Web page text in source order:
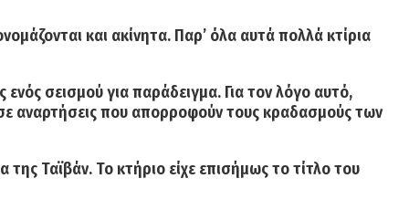
και ακίνητα. Παρ’ όλα αυτά πολλά κτίρια
σεισμού για παράδειγμα. Για τον λόγο αυτό,
αναρτήσεις που απορροφούν τους κραδασμούς των
Ταϊβάν. Το κτήριο είχε επισήμως το τίτλο του